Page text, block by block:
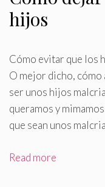
hijos
Cómo evitar que los
O mejor dicho, cómo
ser unos hijos
queramos y
que sean unos
Read more